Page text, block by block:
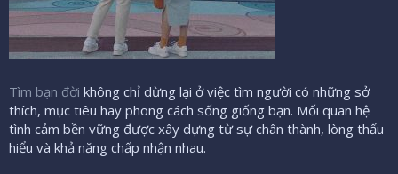
Tìm bạn đời không chỉ dừng lại ở việc tìm người có những sở
thích, mục tiêu hay phong cách sống giống bạn. Mối quan hệ
tình cảm bền vững được xây dựng từ sự chân thành, lòng thấu
hiểu và khả năng chấp nhận nhau.